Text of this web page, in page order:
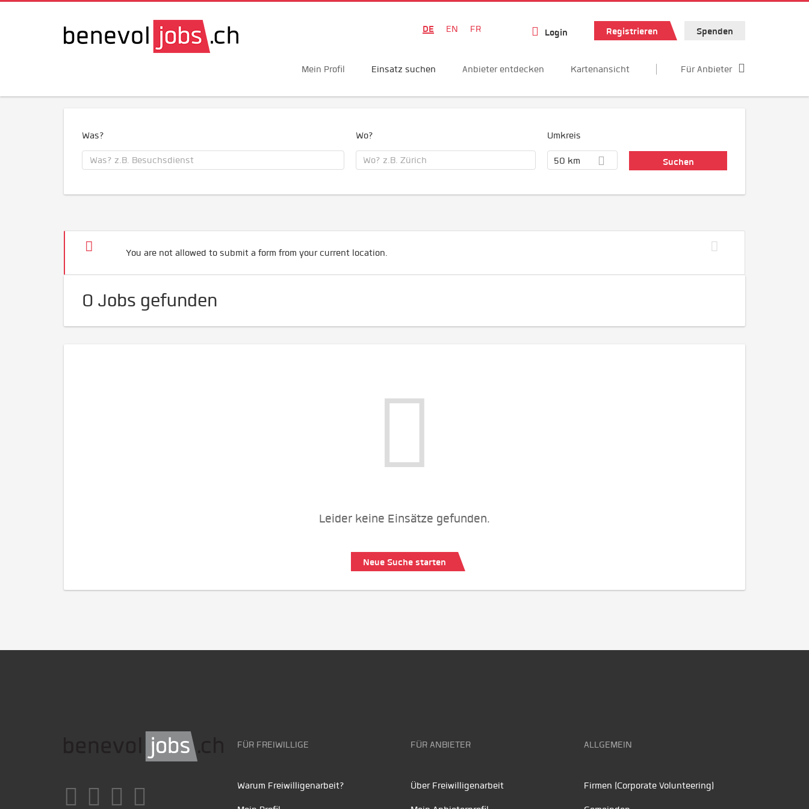
DE EN FR Login Registrieren Spenden
Mein Profil Einsatz suchen Anbieter entdecken Kartenansicht Für Anbieter
Was? Wo? Umkreis
50 km
You are not allowed to submit a form from your current location.
0 Jobs gefunden
Leider keine Einsätze gefunden.
Neue Suche starten
FÜR FREIWILLIGE
Warum Freiwilligenarbeit?
FÜR ANBIETER
Über Freiwilligenarbeit
ALLGEMEIN
Firmen (Corporate Volunteering)